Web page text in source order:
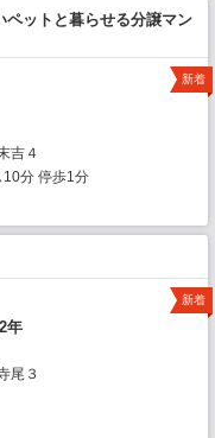
ットと暮らせる分譲マン
吉４
10分 停歩1分
新着
年
尾３
新着